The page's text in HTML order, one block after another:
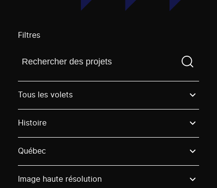
Filtres
Trouvez un projetVous devez saisir un terme de
Tous les volets
Histoire
Québec
Image haute résolution